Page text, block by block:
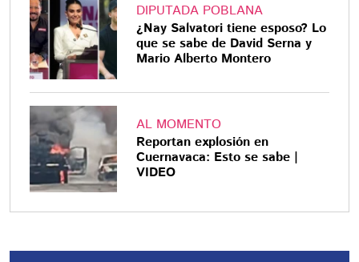
DIPUTADA POBLANA
¿Nay Salvatori tiene esposo? Lo
que se sabe de David Serna y
Mario Alberto Montero
AL MOMENTO
Reportan explosión en
Cuernavaca: Esto se sabe |
VIDEO